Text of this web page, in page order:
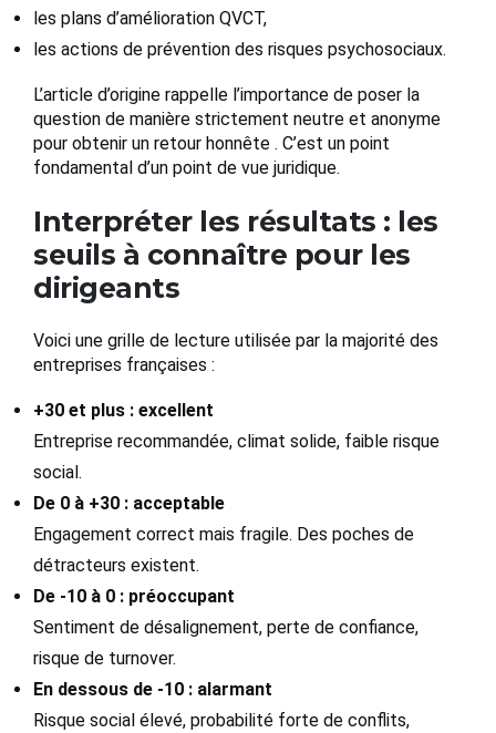
les plans d’amélioration QVCT,
les actions de prévention des risques psychosociaux.
L’article d’origine rappelle l’importance de poser la
question de manière strictement neutre et anonyme
pour obtenir un retour honnête . C’est un point
fondamental d’un point de vue juridique.
Interpréter les résultats : les
seuils à connaître pour les
dirigeants
Voici une grille de lecture utilisée par la majorité des
entreprises françaises :
+30 et plus : excellent
Entreprise recommandée, climat solide, faible risque
social.
De 0 à +30 : acceptable
Engagement correct mais fragile. Des poches de
détracteurs existent.
De -10 à 0 : préoccupant
Sentiment de désalignement, perte de confiance,
risque de turnover.
En dessous de -10 : alarmant
Risque social élevé, probabilité forte de conflits,